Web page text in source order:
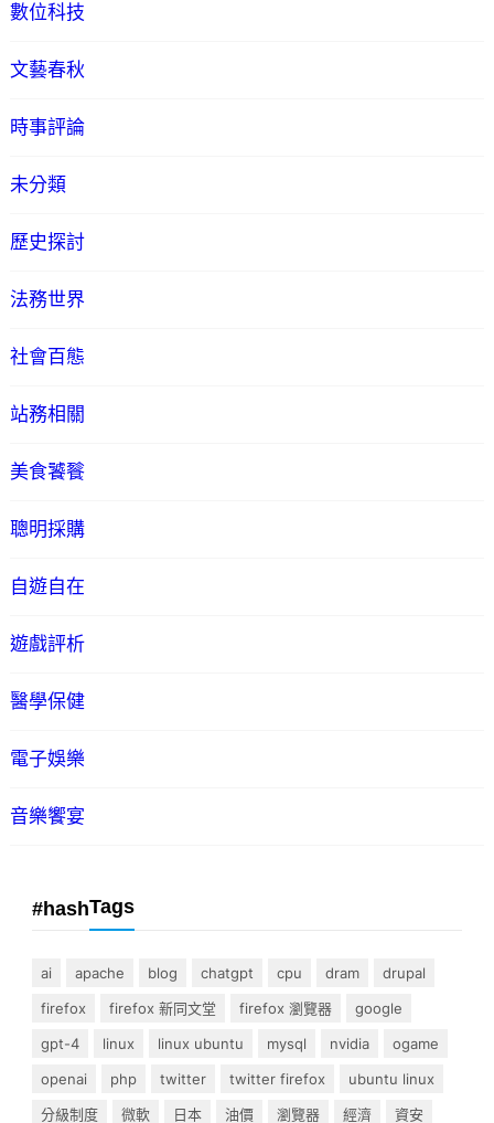
數位科技
文藝春秋
時事評論
未分類
歷史探討
法務世界
社會百態
站務相關
美食饕餮
聰明採購
自遊自在
遊戲評析
醫學保健
電子娛樂
音樂饗宴
#hashTags
ai apache blog chatgpt cpu dram
drupal
firefox
firefox 新同文堂 firefox 瀏覽器
google
gpt-4
linux linux ubuntu mysql nvidia
ogame
openai
php twitter twitter firefox
ubuntu linux
分級制度
微軟 日本 油價 瀏覽器 經濟
資安